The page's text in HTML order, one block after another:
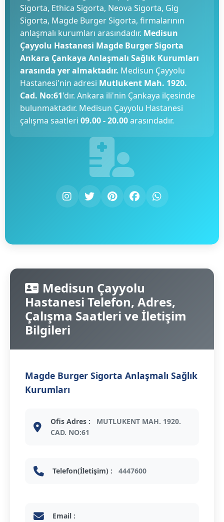
Sigorta, Ethica Sigorta, Neova Sigorta, Gig
Sigorta, Magde Burger Sigorta, firmalarının
anlaşmalı kurumları arasındadır. Medisun
Çayyolu Hastanesi Magde Burger Sigorta
Ankara Çankaya Anlaşmalı Sağlık Kurumları
arasında yer almaktadır. Medisun Çayyolu
Hastanesi'nin adresi Mutlukent Mah. 1920.
Cad. No:61'dır. Ankara ili'nin Çankaya ilçesinde
bulunmaktadır. Medisun Çayyolu Hastanesi
çalışma saatleri 09.00 - 20.00arasındadır.
Medisun Çayyolu
Hastanesi Telefon, Adres,
Çalışma Saatleri ve İletişim
Bilgileri
Magde Burger Sigorta Anlaşmalı Sağlık
Kurumları
Ofis Adres :
MUTLUKENT MAH. 1920.
CAD. NO:61
Telefon(İletişim) : 4447600
Email :